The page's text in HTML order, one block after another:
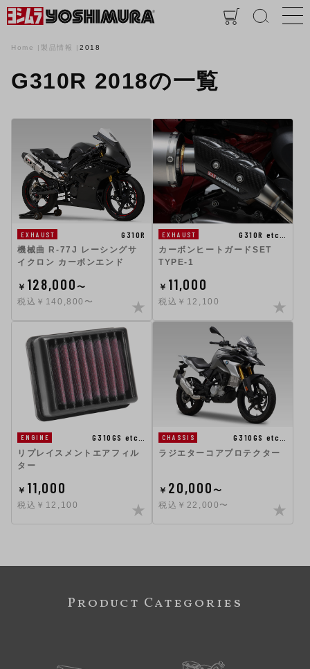
Home 製品情報 2018
G310R 2018の一覧
EXHAUST
G310R
機械曲 R-77J レーシングサ
イクロン カーボンエンド
￥ 128,000〜
税込￥140,800〜
EXHAUST
G310R etc…
カーボンヒートガードSET
TYPE-1
￥ 11,000
税込￥12,100
ENGINE
G310GS etc…
リプレイスメントエアフィル
ター
￥ 11,000
税込￥12,100
CHASSIS
G310GS etc…
ラジエターコアプロテクター
￥ 20,000〜
税込￥22,000〜
Product Categories